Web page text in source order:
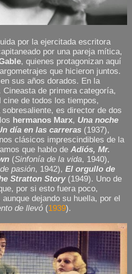
por la ejercitada escritora
por una pareja mítica,
, quienes protagonizan aquí
que hicieron juntos.
en sus años dorados. En la
Cineasta de primera categoría,
cine de todos los tiempos,
es director de dos
hermanos Marx, Una noche
día en las carreras (1937),
clásicos imprescindibles de la
que hablo de Adiós, Mr.
(Sinfonía de la vida, 1940),
pasión, 1942), El orgullo de
Stratton Story(1949). Uno de
por si esto fuera poco,
dejando su huella, por el
de llevó (1939).